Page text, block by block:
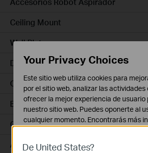
Ceiling Mount
Wall Plate
Desktop
Outdoor
Bridges
GPON
Access Plus
De United States?
Your Privacy Choices
Este sitio web utiliza cookies para
por el sitio web, analizar las actividades
ofrecer la mejor experiencia de usuario
nuestro sitio web. Puedes oponerte al
cualquier momento. Encontrarás más
Cookies Básicas